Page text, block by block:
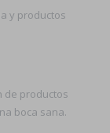
y productos
de productos
boca sana.